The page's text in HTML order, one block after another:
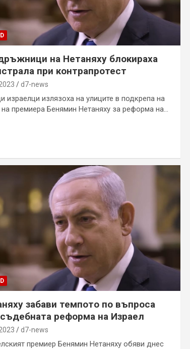
на Нетаняху блокираха
при контрапротест
d7-news
израелци излязоха на улиците в подкрепа на
на премиера Бенямин Нетаняху за реформа на…
забави темпото по въпроса
реформа на Израел
d7-news
премиер Бенямин Нетаняху обяви днес